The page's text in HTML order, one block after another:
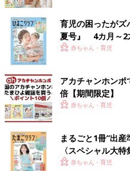
出典：Instagramアカウント「y_sale_73
こちらはy_sale_73さんが
グ。軽いので抱っこひもをし
サイズで必要最低限のものし
育児の困ったがズ
夏号』 4カ月～2
いっぱい！
赤ちゃん・育児
アカチャンホン
倍【期間限定】
赤ちゃん・育児
まるごと1冊“出産
〈スペシャル大
赤ちゃん・育児